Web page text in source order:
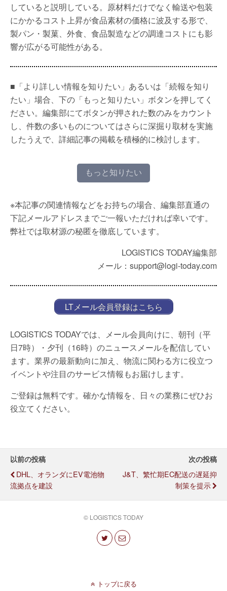
していると説明している。原材料だけでなく輸送や包装
にかかるコスト上昇が食品素材の価格に波及する形で、
製パン・製菓、外食、食品製造などの調達コストにも影
響が広がる可能性がある。
■「より詳しい情報を知りたい」あるいは「続報を知り
たい」場合、下の「もっと知りたい」ボタンを押してく
ださい。編集部にてボタンが押された数のみをカウント
し、件数の多いものについてはさらに深掘り取材を実施
したうえで、詳細記事の掲載を積極的に検討します。
もっと知りたい
※本記事の関連情報などをお持ちの場合、編集部直通の
下記メールアドレスまでご一報いただければ幸いです。
弊社では取材源の秘匿を徹底しています。
LOGISTICS TODAY編集部
メール：support@logi-today.com
LTメール会員登録はこちら
LOGISTICS TODAYでは、メール会員向けに、朝刊（平
日7時）・夕刊（16時）のニュースメールを配信してい
ます。業界の最新動向に加え、物流に関わる方に役立つ
イベントや注目のサービス情報もお届けします。
ご登録は無料です。確かな情報を、日々の業務にぜひお
役立てください。
以前の投稿
DHL、オランダにEV電池物
流拠点を建設
次の投稿
J&T、繁忙期EC配送の遅延抑
制策を提示
© LOGISTICS TODAY
トップに戻る